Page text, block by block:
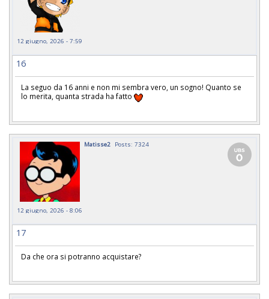
12 giugno, 2026 - 7:59
16
La seguo da 16 anni e non mi sembra vero, un sogno! Quanto se
lo merita, quanta strada ha fatto
Matisse2 Posts: 7324
12 giugno, 2026 - 8:06
17
Da che ora si potranno acquistare?